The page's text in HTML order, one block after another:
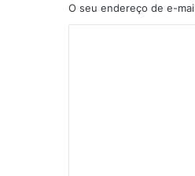
O seu endereço de e-